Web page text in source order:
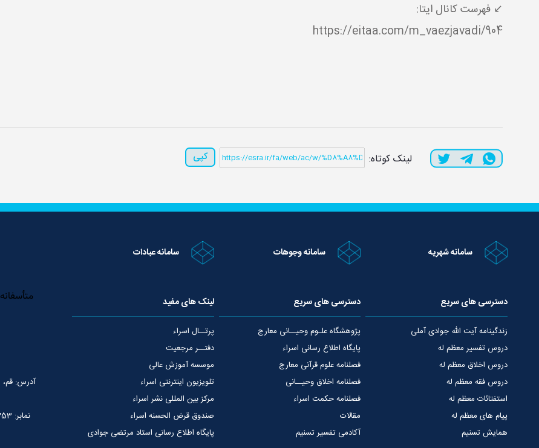
↙️ فهرست کانال ایتا:
https://eitaa.com/m_vaezjavadi/904
لینک کوتاه: کپی
سامانه شهریه سامانه وجوهات سامانه عبادات
دسترسی های سریع
زندگینامه آیت الله جوادی آملی
دروس تفسیر معظم له
دروس اخلاق معظم له
دروس فقه معظم له
استفتائات معظم له
پیام های معظم له
همایش تسنیم
دسترسی های سریع
پژوهشگاه علـوم وحیــانی معارج
پایگاه اطلاع رسانی اسراء
فصلنامه علوم قرآنی معارج
فصلنامه اخلاق وحیــانی
فصلنامه حکمت اسراء
مقالات
آکادمی تفسیر تسنیم
لینک های مفید
پرتــال اسراء
دفتــر مرجعیت
موسسه آموزش عالی
تلویزیون اینترنتی اسراء
مرکز بین المللی نشر اسراء
صندوق قرض الحسنه اسراء
پایگاه اطلاع رسانی استاد مرتضی جوادی
آدرس: قم، 75 متری عمار یاسر، نبش خیابان شهید قدوسی
نمابر: 02537765253